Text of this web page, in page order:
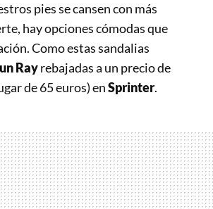
pies se cansen con más
hay opciones cómodas que
Como estas sandalias
Rayrebajadas a un precio de
de 65 euros) enSprinter.